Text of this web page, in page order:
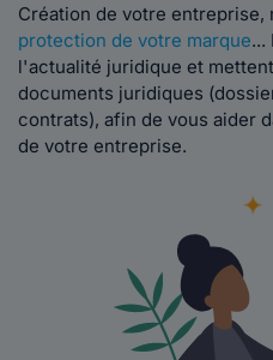
Création de votre
protection de votre marque...
l'actualité juridique et
documents juridiques
contrats), afin de vous aider
de votre entreprise.